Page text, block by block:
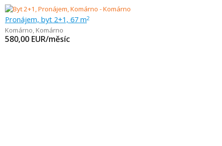
Pronájem, byt 2+1, 67 m2
Komárno, Komárno
580,00 EUR/měsíc